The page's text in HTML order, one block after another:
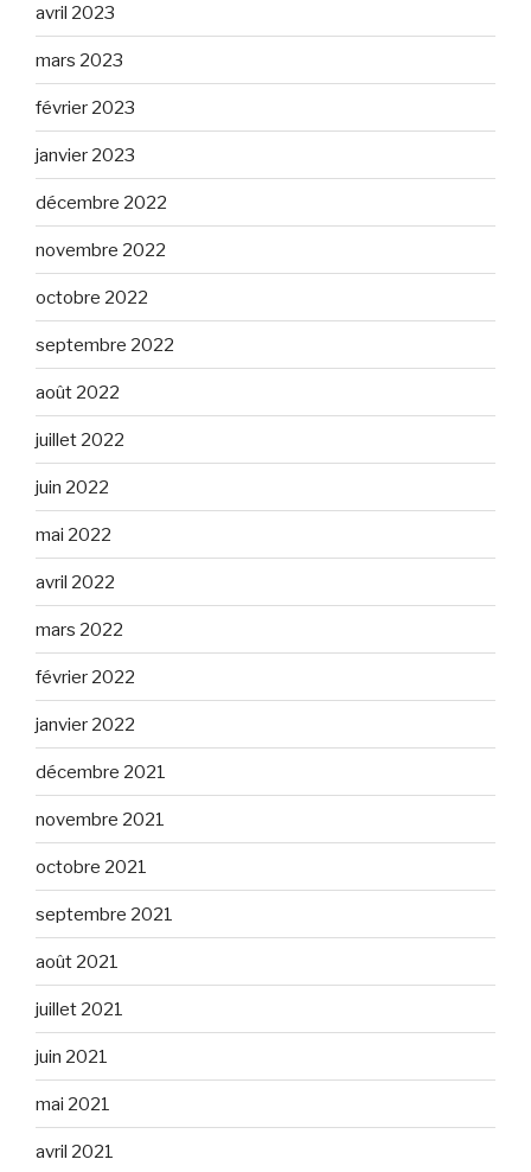
avril 2023
mars 2023
février 2023
janvier 2023
décembre 2022
novembre 2022
octobre 2022
septembre 2022
août 2022
juillet 2022
juin 2022
mai 2022
avril 2022
mars 2022
février 2022
janvier 2022
décembre 2021
novembre 2021
octobre 2021
septembre 2021
août 2021
juillet 2021
juin 2021
mai 2021
avril 2021